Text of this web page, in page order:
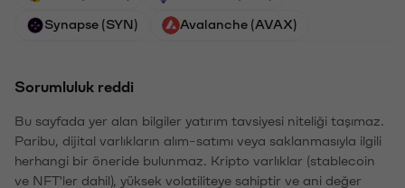
Synapse (SYN) Avalanche (AVAX)
Sorumluluk reddi
Bu sayfada yer alan bilgiler yatırım tavsiyesi niteliği taşımaz.
Paribu, dijital varlıkların alım-satımı veya saklanmasıyla ilgili
herhangi bir öneride bulunmaz. Kripto varlıklar (stablecoin
ve NFT'ler dahil), yüksek volatiliteye sahiptir ve ani değer